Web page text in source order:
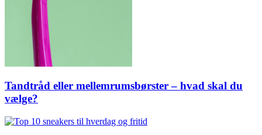
Tandtråd eller mellemrumsbørster – hvad skal du
vælge?